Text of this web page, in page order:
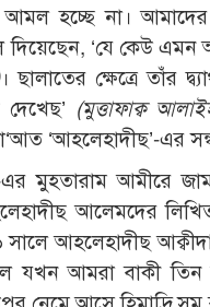
আমল হচ্ছে না।
দিয়েছেন, ‘যে কেউ
। ছালাতের ক্ষেত্রে তাঁর
(মুত্তাফাক্ব
‘আহলেহাদীছ’-এর
মুহতারাম আমীরে
আলেমদের
আহলেহাদীছ
যখন আমরা বাকী